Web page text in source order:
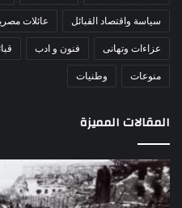
سياسة واقتصاد القبائل عائلات
عزاءات وتهانى فنون و ادب
منوعات وطنيات
المقالات المميزة
مذبحة
اللد..
القصة